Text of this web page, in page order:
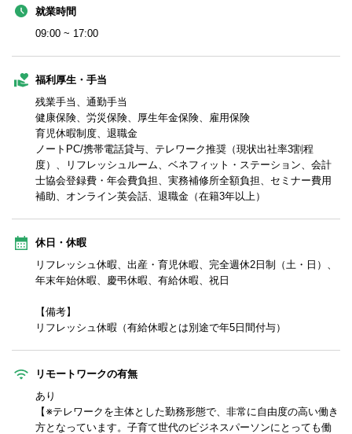
就業時間
09:00 ~ 17:00
福利厚生・手当
残業手当、通勤手当
健康保険、労災保険、厚生年金保険、雇用保険
育児休暇制度、退職金
ノートPC/携帯電話貸与、テレワーク推奨（現状出社率3割程
度）、リフレッシュルーム、ベネフィット・ステーション、会計
士協会登録費・年会費負担、実務補修所全額負担、セミナー費用
補助、オンライン英会話、退職金（在籍3年以上）
休日・休暇
リフレッシュ休暇、出産・育児休暇、完全週休2日制（土・日）、
年末年始休暇、慶弔休暇、有給休暇、祝日
【備考】
リフレッシュ休暇（有給休暇とは別途で年5日間付与）
リモートワークの有無
あり
【※テレワークを主体とした勤務形態で、非常に自由度の高い働き
方となっています。子育て世代のビジネスパーソンにとっても働